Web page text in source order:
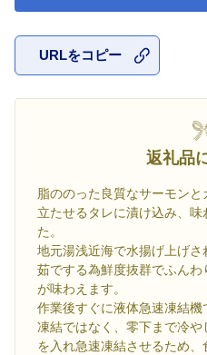
URLをコピー
返礼品
脂ののった良質なサーモン
立たせるタレに漬け込み、
た。
地元湯浅近海で水揚げ上げ
茹でする為鮮度抜群でふん
が味わえます。
作業後すぐに液体急速凍結
凍結ではなく、零下まで冷
を入れ急速凍結させるため、